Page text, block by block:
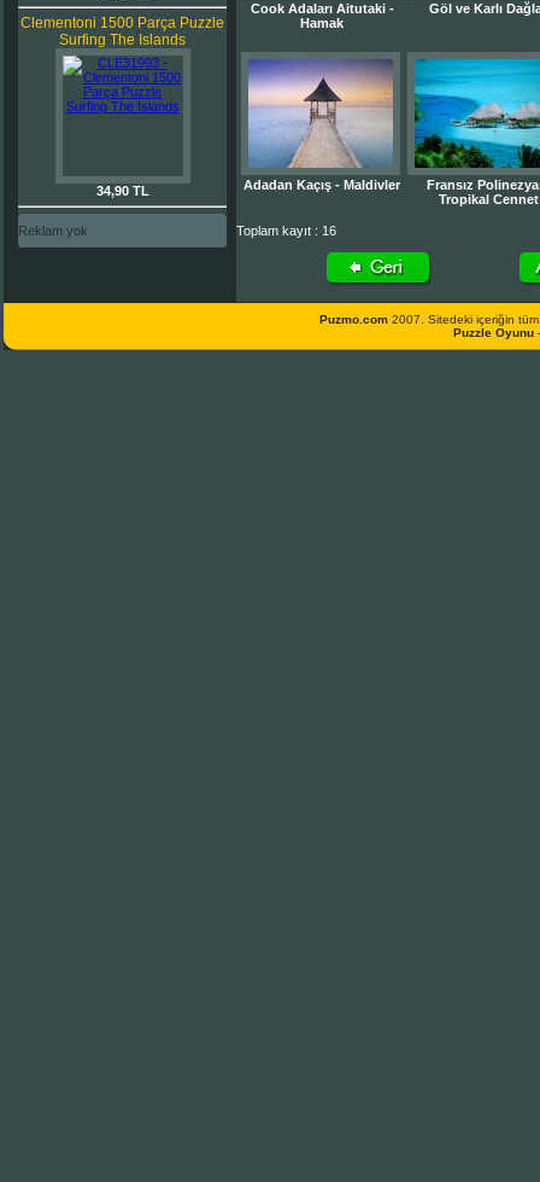
Clementoni 1500 Parça Puzzle
Surfing The Islands
34,90 TL
Reklam yok
Cook Adaları Aitutaki -
Hamak
Göl ve Karlı
Adadan Kaçış - Maldivler
Fransız
Tropikal Cennet
Toplam kayıt : 16
Puzmo.com2007. Sitedeki içeriğin tüm
Puzzle Oyunu